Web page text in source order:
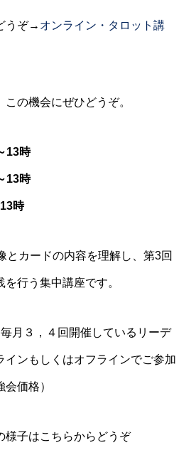
うぞ→ オンライン・タロット講
の機会にぜひどうぞ。
13時
13時
時
とカードの内容を理解し、第3回
行う集中講座です。
月３，４回開催しているリーデ
インもしくはオフラインでご参加
価格）
様子はこちらからどうぞ